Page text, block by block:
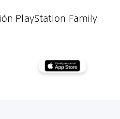
PlayStation Family